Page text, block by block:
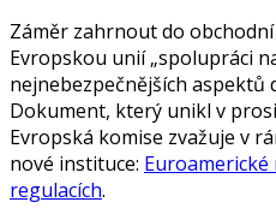
Záměr zahrnout do obchodní
Evropskou unií „spolupráci
nejnebezpečnějších aspektů
Dokument, který unikl v
Evropská komise zvažuje v
nové instituce:
regulacích.